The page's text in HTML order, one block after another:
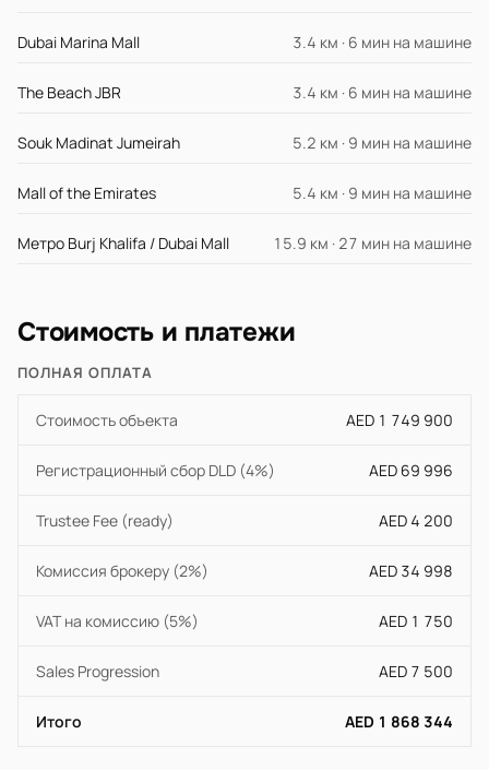
Dubai Marina Mall 3.4 км · 6 мин на машине
The Beach JBR 3.4 км · 6 мин на машине
Souk Madinat Jumeirah 5.2 км · 9 мин на машине
Mall of the Emirates 5.4 км · 9 мин на машине
Метро Burj Khalifa / Dubai Mall 15.9 км · 27 мин на машине
Стоимость и платежи
ПОЛНАЯ ОПЛАТА
Стоимость объекта AED 1 749 900
Регистрационный сбор DLD (4%) AED 69 996
Trustee Fee (ready) AED 4 200
Комиссия брокеру (2%) AED 34 998
VAT на комиссию (5%) AED 1 750
Sales Progression AED 7 500
Итого AED 1 868 344